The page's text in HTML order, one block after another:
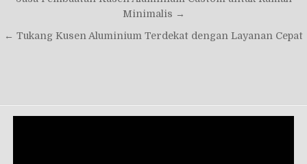
Minimalis →
← Tukang Kusen Aluminium Terdekat dengan Layanan Cepat